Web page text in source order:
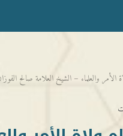
الأمر والعلماء – الشيخ العلامة صالح